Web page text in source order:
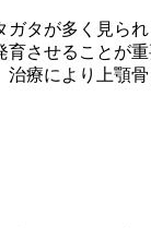
タが多く見ら
させることが
療により上顎